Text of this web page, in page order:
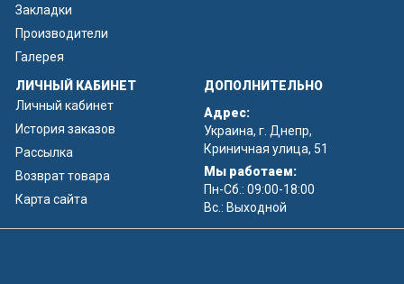
Закладки
Производители
Галерея
ЛИЧНЫЙ КАБИНЕТ
Личный кабинет
История заказов
Рассылка
Возврат товара
Карта сайта
ДОПОЛНИТЕЛЬНО
Адрес:
Украина, г. Днепр,
Криничная улица, 51
Мы работаем:
Пн-Сб.: 09:00-18:00
Вс.: Выходной